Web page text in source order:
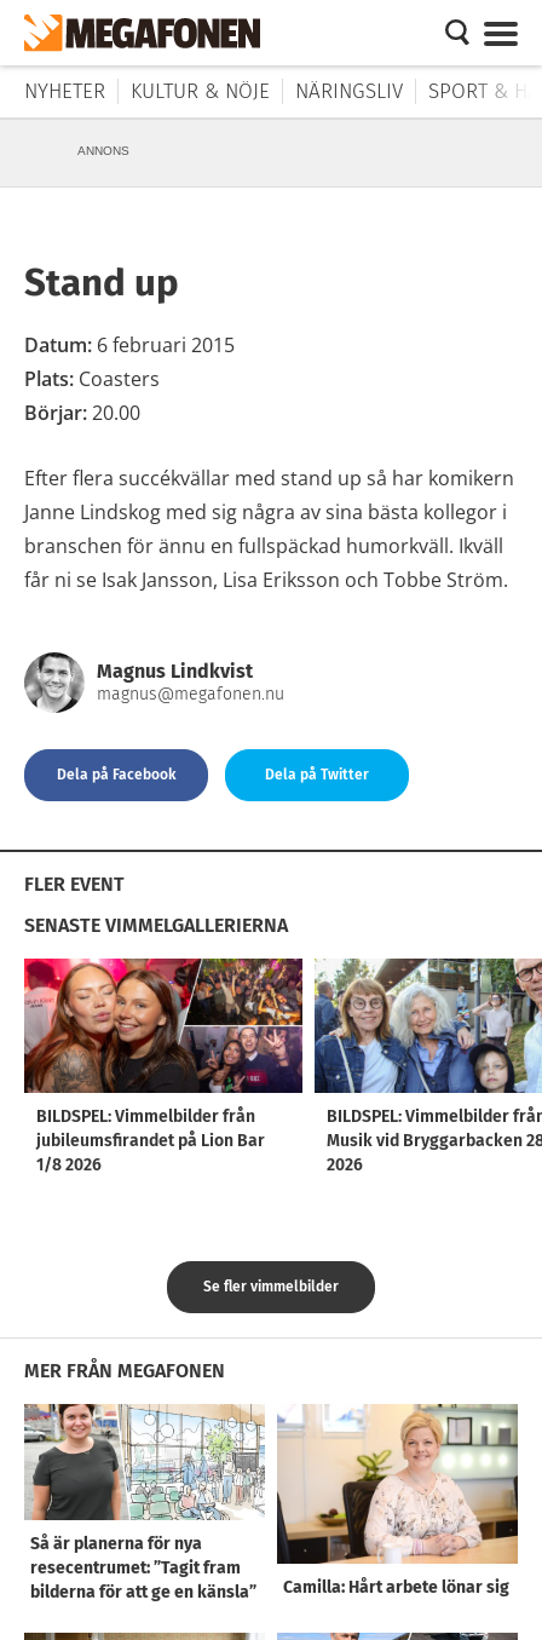
NYHETER KULTUR & NÖJE NÄRINGSLIV SPORT &
ANNONS
Stand up
Datum: 6 februari 2015
Plats: Coasters
Börjar:20.00
Efter flera succékvällar med stand up så har komikern
Janne Lindskog med sig några av sina bästa kollegor i
branschen för ännu en fullspäckad humorkväll. Ikväll
får ni se Isak Jansson, Lisa Eriksson och Tobbe Ström.
Magnus Lindkvist
magnus@megafonen.nu
Dela på Facebook Dela på Twitter
FLER EVENT
SENASTE VIMMELGALLERIERNA
BILDSPEL: Vimmelbilder från
jubileumsfirandet på Lion Bar
1/8 2026
BILDSPEL: Vimmelbilder
Musik vid Bryggarbacken
2026
Se fler vimmelbilder
MER FRÅN MEGAFONEN
Så är planerna för nya
resecentrumet: ”Tagit fram
bilderna för att ge en känsla”
Camilla: Hårt arbete lönar sig